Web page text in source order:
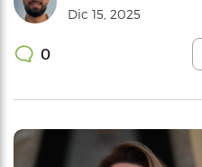
Dic 15, 2025
0